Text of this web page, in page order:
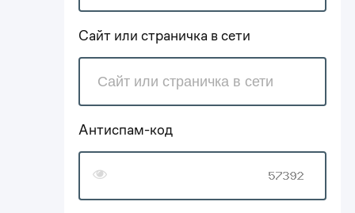
Сайт или страничка в сети
Антиспам-код